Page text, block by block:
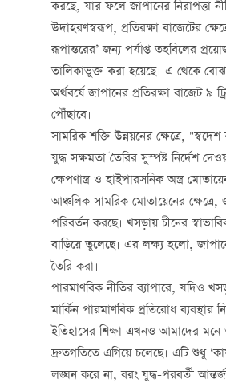
করছে, যার ফলে জাপানের নিরাপত্তা
উদাহরণস্বরূপ, প্রতিরক্ষা বাজেটের
রূপান্তরের’ জন্য পর্যাপ্ত তহবিলের
তালিকাভুক্ত করা হয়েছে। এ থেকে
অর্থবর্ষে জাপানের প্রতিরক্ষা বাজেট
পৌঁছাবে।
সামরিক শক্তি উন্নয়নের ক্ষেত্রে,
যুদ্ধ সক্ষমতা তৈরির সুস্পষ্ট নির্দেশ
ক্ষেপণাস্ত্র ও হাইপারসনিক অস্ত্র
আঞ্চলিক সামরিক মোতায়েনের ক্ষেত্রে,
পরিবর্তন করছে। খসড়ায় চীনের
বাড়িয়ে তুলেছে। এর লক্ষ্য হলো,
তৈরি করা।
পারমাণবিক নীতির ব্যাপারে, যদিও
মার্কিন পারমাণবিক প্রতিরোধ ব্যবস্থার
ইতিহাসের শিক্ষা এখনও আমাদের মনে
দ্রুতগতিতে এগিয়ে চলেছে। এটি শুধু
লঙ্ঘন করে না, বরং যুদ্ধ-পরবর্তী